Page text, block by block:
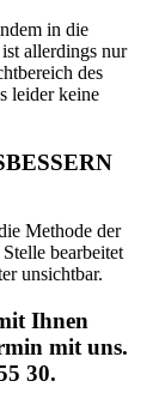
in die
allerdings nur
des
leider keine
Methode der
bearbeitet
unsichtbar.
Ihnen
mit uns.
30.